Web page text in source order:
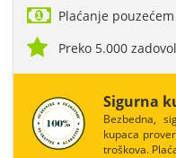
Plaćanje pouzećem
Preko 5.000
Sigurna
Bezbedna,
kupaca
troškova.